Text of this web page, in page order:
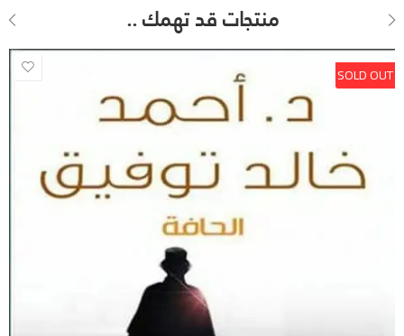
منتجات قد تهمك ..
SOLD OUT